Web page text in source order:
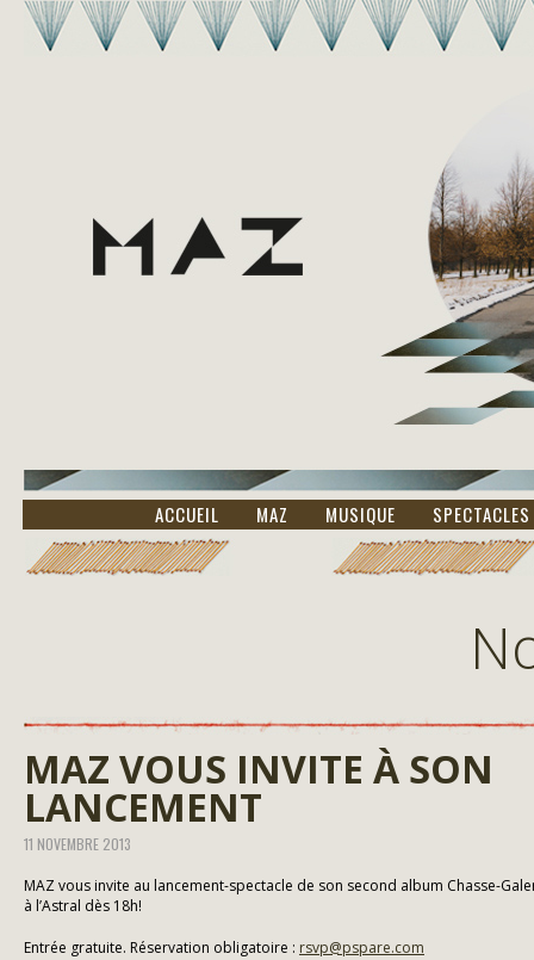
ACCUEIL MAZ MUSIQUE SPECTACLES
MAZ VOUS INVITE À SON
LANCEMENT
11 NOVEMBRE 2013
MAZ vous invite au lancement-spectacle de son second album Chasse-
à l’Astral dès 18h!
Entrée gratuite. Réservation obligatoire : rsvp@pspare.com